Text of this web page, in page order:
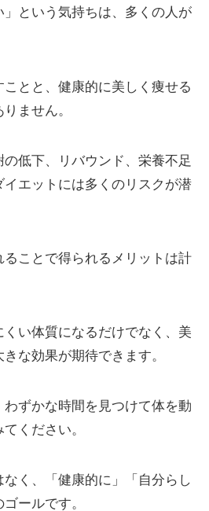
」という気持ちは、多くの人が
とと、健康的に美しく痩せる
ません。
低下、リバウンド、栄養不足
エットには多くのリスクが潜
ことで得られるメリットは計
い体質になるだけでなく、美
な効果が期待できます。
ずかな時間を見つけて体を動
ください。
く、「健康的に」「自分らし
ールです。